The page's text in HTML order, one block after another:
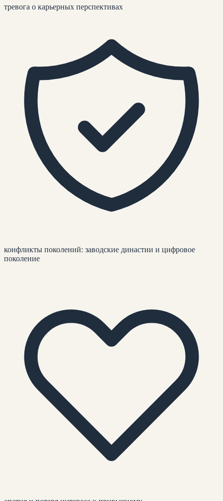
тревога о карьерных перспективах
конфликты поколений: заводские династии и цифровое
поколение